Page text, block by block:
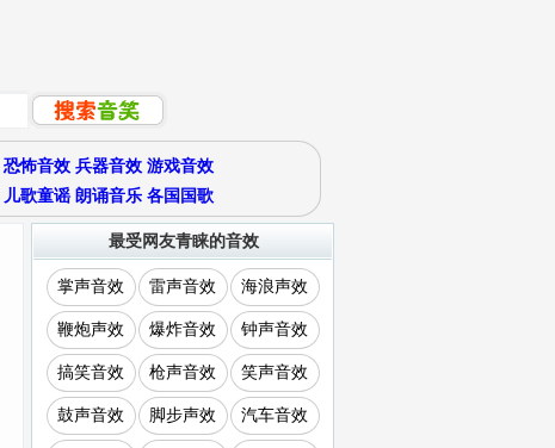
恐怖音效 兵器音效 游戏音效
儿歌童谣 朗诵音乐 各国国歌
最受网友青睐的音效
掌声音效 雷声音效 海浪声效
鞭炮声效 爆炸音效 钟声音效
搞笑音效 枪声音效 笑声音效
鼓声音效 脚步声效 汽车音效